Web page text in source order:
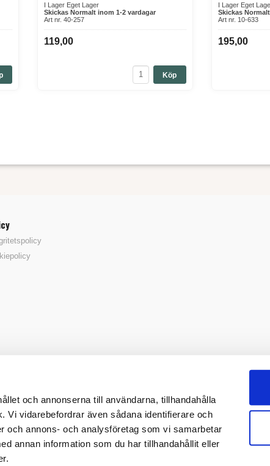
och annonserna till användarna, tillhandahålla
Vi vidarebefordrar även sådana identifierare och
och annons- och analysföretag som vi samarbetar
annan information som du har tillhandahållit eller
I Lager Eget Lager
Skickas Normalt inom 1-2 vardagar
Art nr. 40-257
119,00
Köp
I Lager Eget
Skickas
Art nr. 10-633
195,00